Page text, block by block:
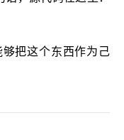
把这个东西作为己